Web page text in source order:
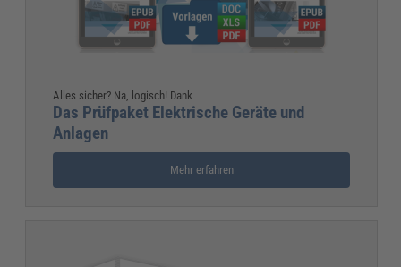
Alles sicher? Na, logisch! Dank
Das Prüfpaket Elektrische Geräte und
Anlagen
Mehr erfahren